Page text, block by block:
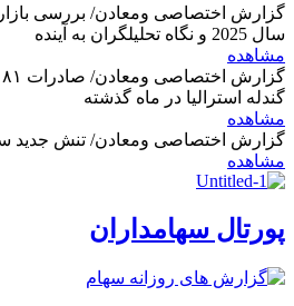
گزارش اختصاصی ومعادن/ بررسی
سال 2025 و نگاه تحلیلگران به آینده
مشاهده
گندله استرالیا در ماه گذشته
مشاهده
گزارش اختصاصی ومعادن/ تنش جدید
مشاهده
پورتال سهامداران